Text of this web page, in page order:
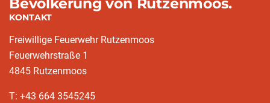
Bevölkerung von Rutzenmoos.
KONTAKT
Freiwillige Feuerwehr Rutzenmoos
Feuerwehrstraße 1
4845 Rutzenmoos
T: +43 664 3545245